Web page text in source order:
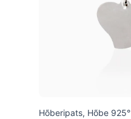
Hõberipats, Hõbe 925°